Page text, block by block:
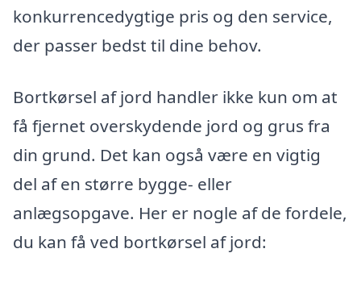
konkurrencedygtige pris og den service,
der passer bedst til dine behov.
Bortkørsel af jord handler ikke kun om at
få fjernet overskydende jord og grus fra
din grund. Det kan også være en vigtig
del af en større bygge- eller
anlægsopgave. Her er nogle af de fordele,
du kan få ved bortkørsel af jord: